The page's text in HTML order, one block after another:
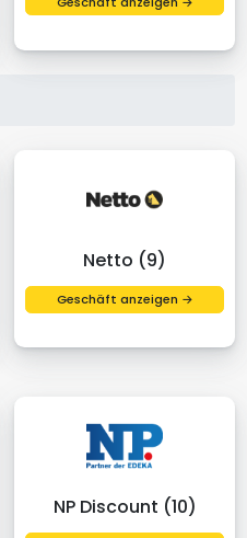
Netto (9)
Geschäft anzeigen →
NP Discount (10)